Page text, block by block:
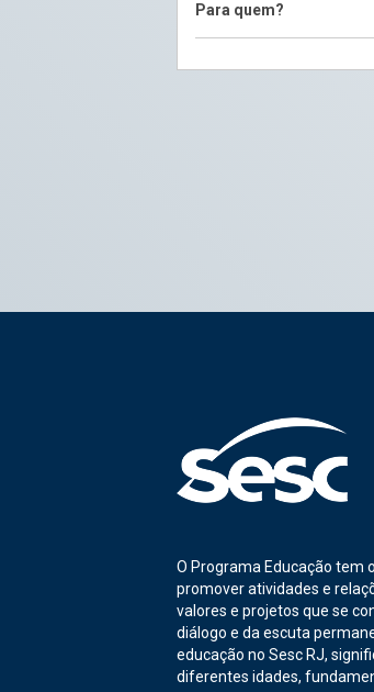
Para quem?
O Programa Educação tem
promover atividades e
valores e projetos que se
diálogo e da escuta
educação no Sesc RJ,
diferentes idades,